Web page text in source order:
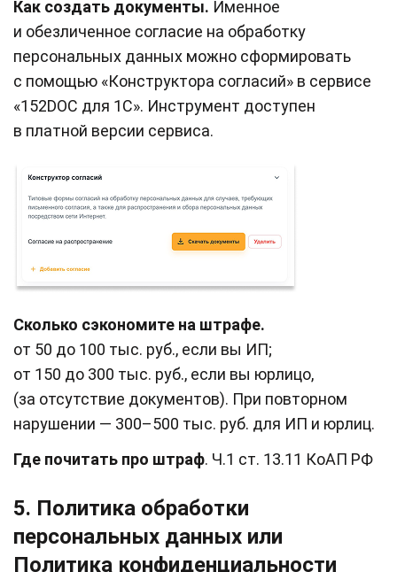
Как создать документы. Именное
и обезличенное согласие на обработку
персональных данных можно сформировать
с помощью «Конструктора согласий» в сервисе
«152DOC для 1С». Инструмент доступен
в платной версии сервиса.
Сколько сэкономите на штрафе.
от 50 до 100 тыс. руб., если вы ИП;
от 150 до 300 тыс. руб., если вы юрлицо,
(за отсутствие документов). При повторном
нарушении — 300–500 тыс. руб. для ИП и юрлиц.
Где почитать про штраф. Ч.1 ст. 13.11 КоАП РФ
5. Политика обработки
персональных данных или
Политика конфиденциальности